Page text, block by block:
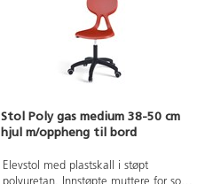
Stol Poly gas medium 38-50 cm
hjul m/oppheng til bord
Elevstol med plastskall i støpt
polyuretan. Innstøpte muttere for solid